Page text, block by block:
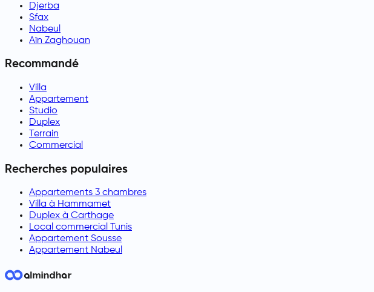
Djerba
Sfax
Nabeul
Aïn Zaghouan
Recommandé
Villa
Appartement
Studio
Duplex
Terrain
Commercial
Recherches populaires
Appartements 3 chambres
Villa à Hammamet
Duplex à Carthage
Local commercial Tunis
Appartement Sousse
Appartement Nabeul